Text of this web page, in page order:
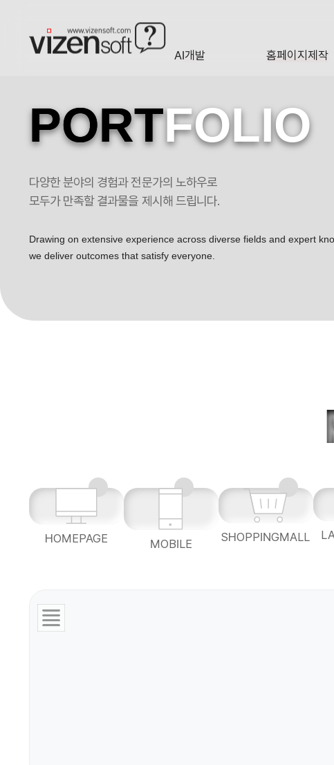
AI개발 홈페이지제작
프레시지 모바일 포트폴리오
PORTFOLIO
다양한 분야의 경험과 전문가의 노하우로
모두가 만족할 결과물을 제시해 드립니다.
Drawing on extensive experience across diverse fields and expert
we deliver outcomes that satisfy everyone.
HOMEPAGE MOBILE SHOPPINGMALL